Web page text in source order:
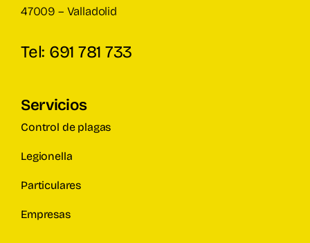
47009 – Valladolid
Tel: 691 781 733
Servicios
Control de plagas
Legionella
Particulares
Empresas